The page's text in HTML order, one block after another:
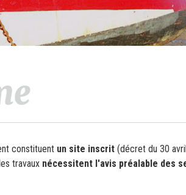
constituent un site inscrit (décret du 30
travaux nécessitent l'avis préalable des